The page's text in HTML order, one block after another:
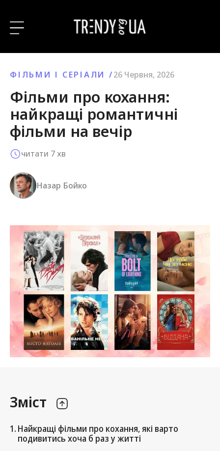
ФІЛЬМИ І СЕРІАЛИ /26 Червня, 2026
Фільми про кохання:
найкращі романтичні
фільми на вечір
читати 7хв
Назар Бойко
Зміст
Найкращі фільми про кохання, які варто
подивитись хоча б раз у житті